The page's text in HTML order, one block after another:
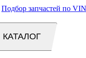
Подбор запчастей по
КАТАЛОГ